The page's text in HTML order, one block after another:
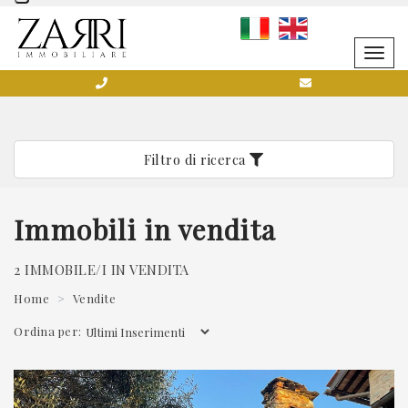
Filtro di ricerca
Immobili in vendita
2 IMMOBILE/I IN VENDITA
Home Vendite
Ordina per:
SCRIVICI SENZA IMPEGNO
*Il tuo indirizzo Email